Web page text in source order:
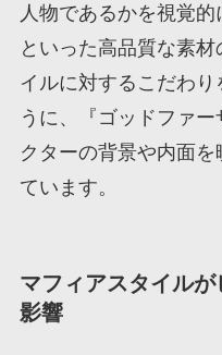
人物であるかを視覚
といった高品質な素
イルに対するこだわ
うに、『ゴッドファ
クターの背景や内面
ています。
マフィアスタイル
影響